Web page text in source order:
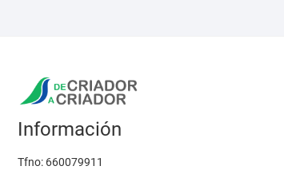
Información
Tfno: 660079911